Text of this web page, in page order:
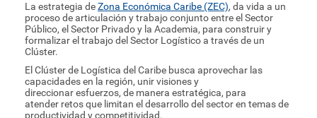
La estrategia deZona Económica Caribe (ZEC), da vida a un
proceso de articulación y trabajo conjunto entre el Sector
Público, el Sector Privado y la Academia, para construir y
formalizar el trabajo del Sector Logístico a través de un
Clúster.
El Clúster de Logística del Caribe busca aprovechar las
capacidades en la región, unir visiones y
direccionar esfuerzos, de manera estratégica, para
atender retos que limitan el desarrollo del sector en temas de
productividad y competitividad.